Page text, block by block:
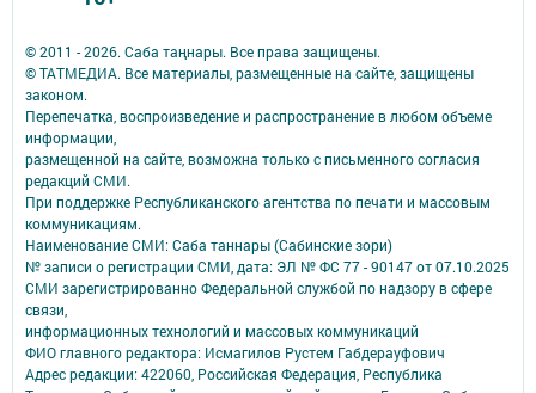
© 2011 - 2026. Саба таңнары. Все права защищены.
© ТАТМЕДИА. Все материалы, размещенные на сайте, защищены
законом.
Перепечатка, воспроизведение и распространение в любом объеме
информации,
размещенной на сайте, возможна только с письменного согласия
редакций СМИ.
При поддержке Республиканского агентства по печати и массовым
коммуникациям.
Наименование СМИ: Саба таннары (Сабинские зори)
№ записи о регистрации СМИ, дата: ЭЛ № ФС 77 - 90147 от 07.10.2025
СМИ зарегистрированно Федеральной службой по надзору в сфере
связи,
информационных технологий и массовых коммуникаций
ФИО главного редактора: Исмагилов Рустем Габдерауфович
Адрес редакции: 422060, Российская Федерация, Республика